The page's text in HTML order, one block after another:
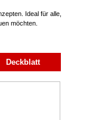
Ideal für alle,
möchten.
Deckblatt